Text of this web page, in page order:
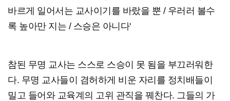
바르게 일어서는 교사이기를 바랐을 뿐 / 우러러 볼수
록 높아만 지는 / 스승은 아니다'
참된 무명 교사는 스스로 스승이 못 됨을 부끄러워한
다. 무명 교사들이 겸허하게 비운 자리를 정치배들이
밀고 들어와 교육계의 고위 관직을 꿰찬다. 그들의 가